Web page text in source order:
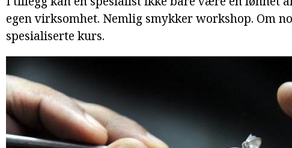
egen virksomhet. Nemlig smykker workshop. Om
spesialiserte kurs.